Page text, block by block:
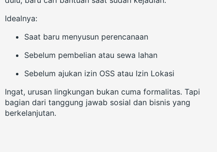
Idealnya:
Saat baru menyusun perencanaan
Sebelum pembelian atau sewa lahan
Sebelum ajukan izin OSS atau Izin Lokasi
Ingat, urusan lingkungan bukan cuma formalitas. Tapi
bagian dari tanggung jawab sosial dan bisnis yang
berkelanjutan.